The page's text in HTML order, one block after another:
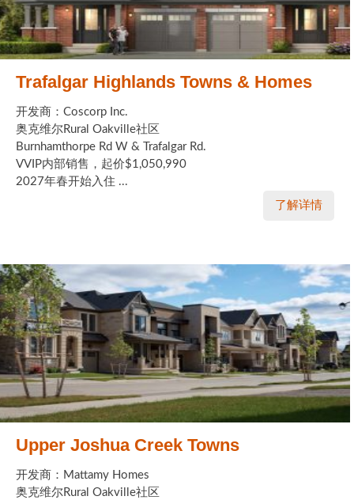
Trafalgar Highlands Towns & Homes
开发商：Coscorp Inc.
奥克维尔Rural Oakville社区
Burnhamthorpe Rd W & Trafalgar Rd.
VVIP内部销售，起价$1,050,990
2027年春开始入住 ...
了解详情
Upper Joshua Creek Towns
开发商：Mattamy Homes
奥克维尔Rural Oakville社区